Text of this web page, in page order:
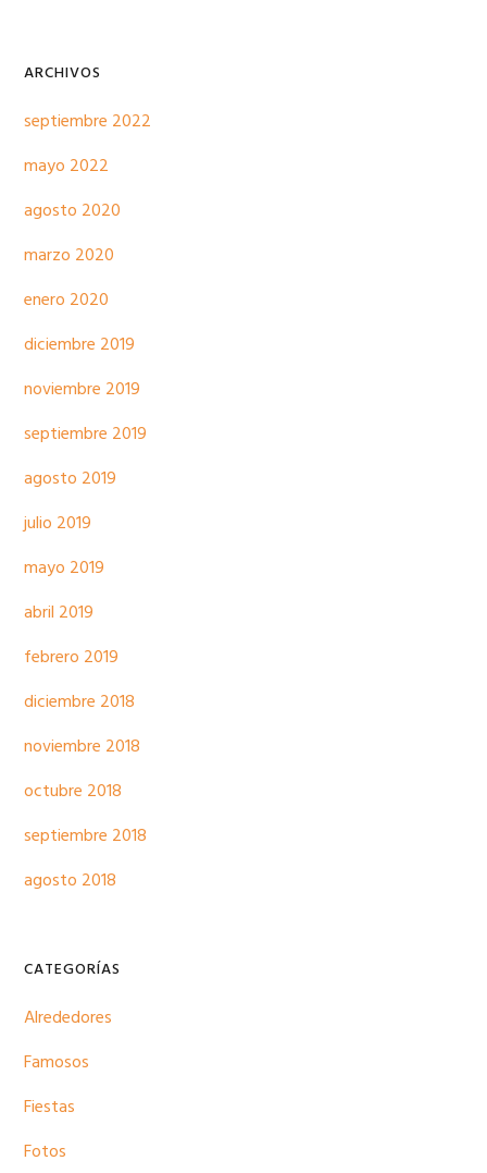
ARCHIVOS
septiembre 2022
mayo 2022
agosto 2020
marzo 2020
enero 2020
diciembre 2019
noviembre 2019
septiembre 2019
agosto 2019
julio 2019
mayo 2019
abril 2019
febrero 2019
diciembre 2018
noviembre 2018
octubre 2018
septiembre 2018
agosto 2018
CATEGORÍAS
Alrededores
Famosos
Fiestas
Fotos